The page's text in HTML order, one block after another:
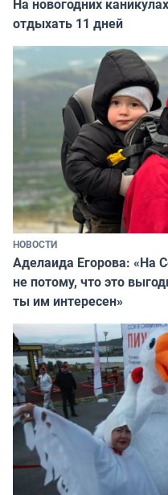
На новогодних
отдыхать 11 дней
НОВОСТИ
Аделаида Егорова: «На
не потому, что это
ты им интересен»